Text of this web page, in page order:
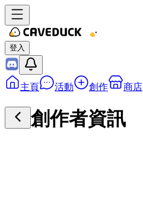
登入
主頁 活動 創作 商店
創作者資訊